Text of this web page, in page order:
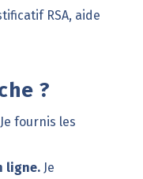
RSA, aide
?
fournis les
ligne.Je